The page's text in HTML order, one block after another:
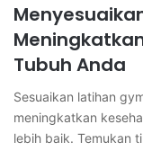
Tubuh Anda
Sesuaikan latihan
meningkatkan
lebih baik. Temukan